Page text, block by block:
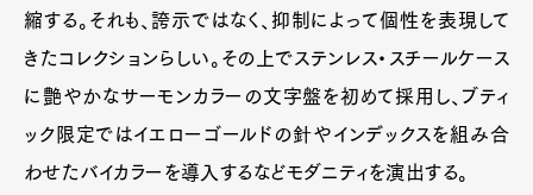
縮する。それも、誇示ではなく、抑制によって個性を表現して
きたコレクションらしい。その上でステンレス・スチールケース
に艶やかなサーモンカラーの文字盤を初めて採用し、ブティ
ック限定ではイエローゴールドの針やインデックスを組み合
わせたバイカラーを導入するなどモダニティを演出する。